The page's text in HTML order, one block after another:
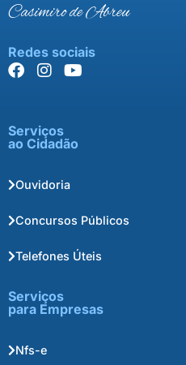
Casimiro de Abreu
Redes sociais
Serviços
ao Cidadão
Ouvidoria
Concursos Públicos
Telefones Úteis
Serviços
para Empresas
Nfs-e